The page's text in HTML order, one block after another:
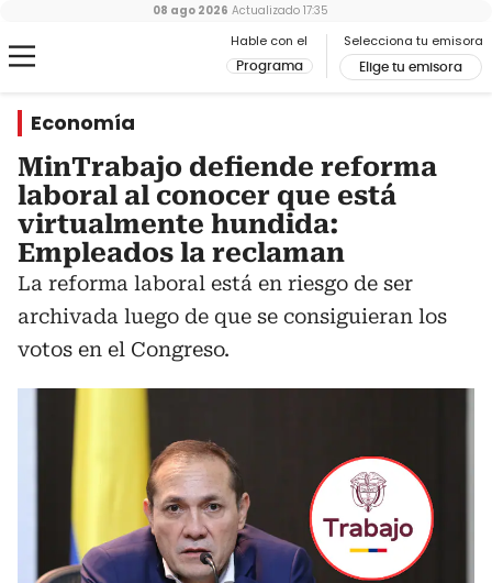
Hable con el
Programa
Selecciona tu emisora
Elige tu emisora
08 ago 2026 Actualizado 17:35
Economía
MinTrabajo defiende reforma
laboral al conocer que está
virtualmente hundida:
Empleados la reclaman
La reforma laboral está en riesgo de ser
archivada luego de que se consiguieran los
votos en el Congreso.